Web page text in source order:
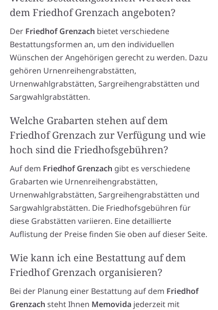
dem Friedhof Grenzach angeboten?
Der Friedhof Grenzach bietet verschiedene
Bestattungsformen an, um den individuellen
Wünschen der Angehörigen gerecht zu werden. Dazu
gehören Urnenreihengrabstätten,
Urnenwahlgrabstätten, Sargreihengrabstätten und
Sargwahlgrabstätten.
Welche Grabarten stehen auf dem
Friedhof Grenzach zur Verfügung und wie
hoch sind die Friedhofsgebühren?
Auf dem Friedhof Grenzach gibt es verschiedene
Grabarten wie Urnenreihengrabstätten,
Urnenwahlgrabstätten, Sargreihengrabstätten und
Sargwahlgrabstätten. Die Friedhofsgebühren für
diese Grabstätten variieren. Eine detaillierte
Auflistung der Preise finden Sie oben auf dieser Seite.
Wie kann ich eine Bestattung auf dem
Friedhof Grenzach organisieren?
Bei der Planung einer Bestattung auf dem Friedhof
Grenzach steht Ihnen Memovida jederzeit mit